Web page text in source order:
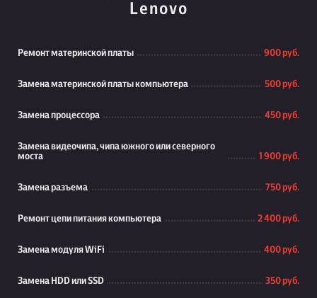
Lenovo
Ремонт материнской платы 900 руб.
Замена материнской платы компьютера 500 руб.
Замена процессора 450 руб.
Замена видеочипа, чипа южного или северного
моста
1 900 руб.
Замена разъема 750 руб.
Ремонт цепи питания компьютера 2 400 руб.
Замена модуля WiFi 400 руб.
Замена HDD или SSD 350 руб.